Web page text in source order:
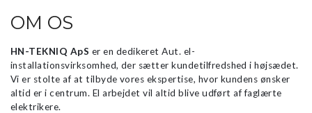
OM OS
HN-TEKNIQ ApS er en dedikeret Aut. el-
installationsvirksomhed, der sætter kundetilfredshed i højsædet.
Vi er stolte af at tilbyde vores ekspertise, hvor kundens ønsker
altid er i centrum. El arbejdet vil altid blive udført af faglærte
elektrikere.